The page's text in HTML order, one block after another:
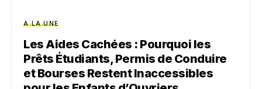
A LA UNE
Les Aides Cachées : Pourquoi les
Prêts Étudiants, Permis de Conduire
et Bourses Restent Inaccessibles